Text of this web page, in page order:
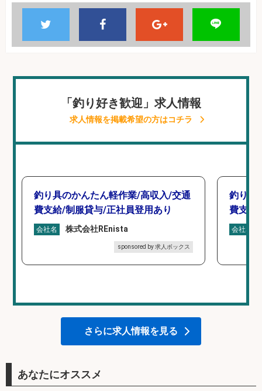
「釣り好き歓迎」求人情報
求人情報を掲載希望の方はコチラ
釣り具のかんたん軽作業/高収入/交通
費支給/制服貸与/正社員登用あり
会社名 株式会社REnista
sponsored by 求人ボックス
釣り具
費支給
会社名
さらに求人情報を見る
あなたにオススメ